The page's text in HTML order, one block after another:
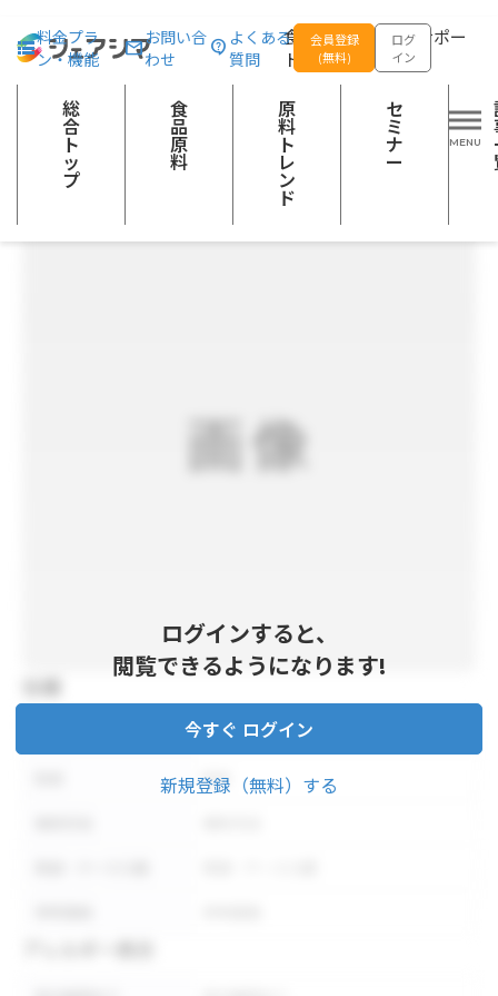
食品の企画開発をサポー
トする
料金プラ
ン・機能
お問い合
わせ
よくある
質問
会員登録
(無料)
ログ
イン
総
合
ト
ッ
プ
食
品
原
料
原
料
ト
レ
ン
ド
セ
ミ
ナ
ー
総合トップ 食品原料 炊飯製剤 ふっくらそのままマイスター
でん粉 めん・パン類 穀類加工品
品質改良素材（食品扱い）
ログインすると、
閲覧できるようになります!
今すぐ ログイン
新規登録（無料）する
内容量
形状